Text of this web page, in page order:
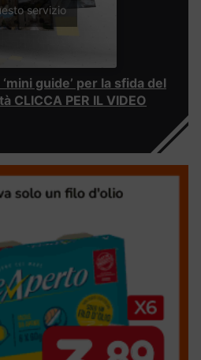
servizio
guide’ per la sfida del
CLICCA PER IL VIDEO